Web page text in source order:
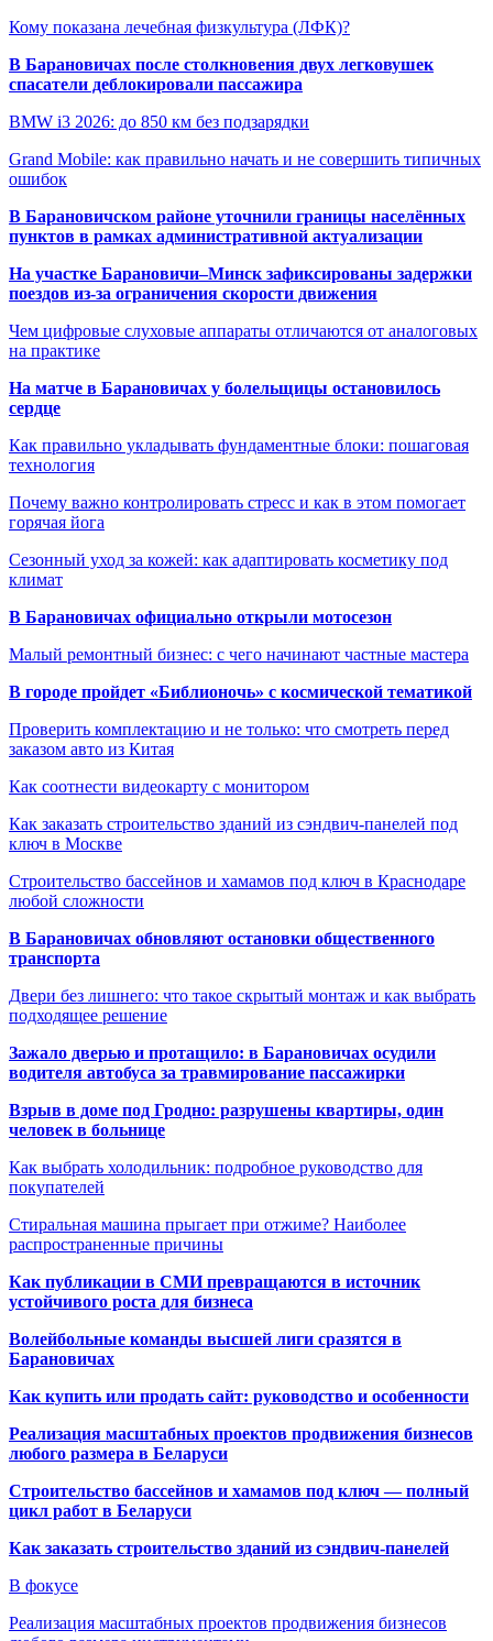
Кому показана лечебная физкультура (ЛФК)?
В Барановичах после столкновения двух легковушек
спасатели деблокировали пассажира
BMW i3 2026: до 850 км без подзарядки
Grand Mobile: как правильно начать и не совершить типичных
ошибок
В Барановичском районе уточнили границы населённых
пунктов в рамках административной актуализации
На участке Барановичи–Минск зафиксированы задержки
поездов из-за ограничения скорости движения
Чем цифровые слуховые аппараты отличаются от аналоговых
на практике
На матче в Барановичах у болельщицы остановилось
сердце
Как правильно укладывать фундаментные блоки: пошаговая
технология
Почему важно контролировать стресс и как в этом помогает
горячая йога
Сезонный уход за кожей: как адаптировать косметику под
климат
В Барановичах официально открыли мотосезон
Малый ремонтный бизнес: с чего начинают частные мастера
В городе пройдет «Библионочь» с космической тематикой
Проверить комплектацию и не только: что смотреть перед
заказом авто из Китая
Как соотнести видеокарту с монитором
Как заказать строительство зданий из сэндвич-панелей под
ключ в Москве
Строительство бассейнов и хамамов под ключ в Краснодаре
любой сложности
В Барановичах обновляют остановки общественного
транспорта
Двери без лишнего: что такое скрытый монтаж и как выбрать
подходящее решение
Зажало дверью и протащило: в Барановичах осудили
водителя автобуса за травмирование пассажирки
Взрыв в доме под Гродно: разрушены квартиры, один
человек в больнице
Как выбрать холодильник: подробное руководство для
покупателей
Стиральная машина прыгает при отжиме? Наиболее
распространенные причины
Как публикации в СМИ превращаются в источник
устойчивого роста для бизнеса
Волейбольные команды высшей лиги сразятся в
Барановичах
Как купить или продать сайт: руководство и особенности
Реализация масштабных проектов продвижения бизнесов
любого размера в Беларуси
Строительство бассейнов и хамамов под ключ — полный
цикл работ в Беларуси
Как заказать строительство зданий из сэндвич-панелей
В фокусе
Реализация масштабных проектов продвижения бизнесов